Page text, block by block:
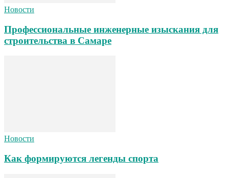
Новости
Профессиональные инженерные изыскания для
строительства в Самаре
Новости
Как формируются легенды спорта